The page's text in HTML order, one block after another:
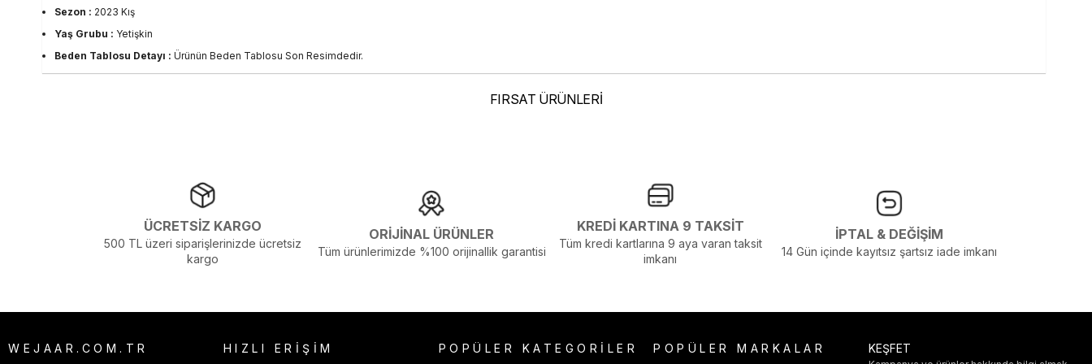
Sezon : 2023 Kış
Yaş Grubu : Yetişkin
Beden Tablosu Detayı : Ürünün Beden Tablosu Son Resimdedir.
Görsel Açıklaması :Stüdyo Çekim Ortamında Bulunan Işık ve Gölgelenmelerden Dolayı Renk Farklılıkları Olabilir
FIRSAT ÜRÜNLERİ
ÜCRETSİZ KARGO
500 TL üzeri siparişlerinizde ücretsiz
kargo
ORİJİNAL ÜRÜNLER
Tüm ürünlerimizde %100 orijinallik garantisi
KREDİ KARTINA 9 TAKSİT
Tüm kredi kartlarına 9 aya varan taksit
imkanı
İPTAL & DEĞİŞİM
14 Gün içinde kayıtsız şartsız iade imkanı
WEJAAR.COM.TR HIZLI ERİŞİM POPÜLER KATEGORİLER POPÜLER MARKALAR KEŞFET